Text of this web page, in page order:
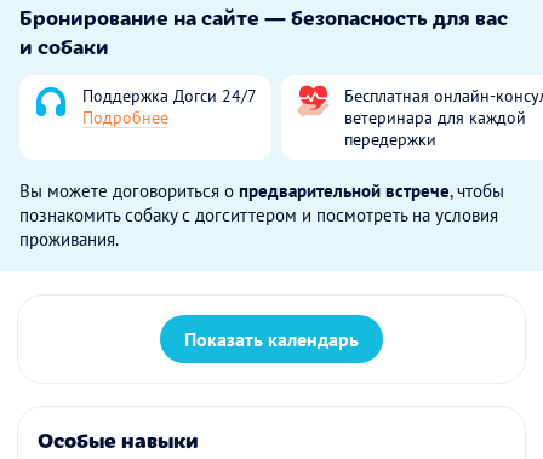
Бронирование на сайте — безопасность для вас
и собаки
Поддержка Догси 24/7
Подробнее
Бесплатная онлайн-
ветеринара для каждой
передержки
Вы можете договориться о предварительной встрече, чтобы
познакомить собаку с догситтером и посмотреть на условия
проживания.
Показать календарь
Особые навыки